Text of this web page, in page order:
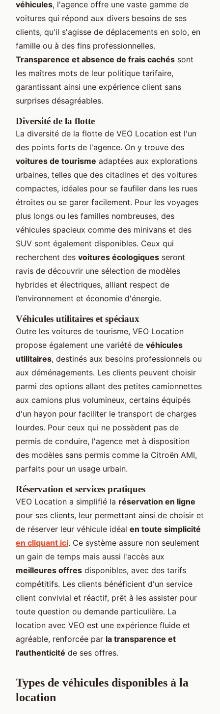
véhicules, l'agence offre une vaste gamme de
voitures qui répond aux divers besoins de ses
clients, qu'il s'agisse de déplacements en solo, en
famille ou à des fins professionnelles.
Transparence et absence de frais cachés sont
les maîtres mots de leur politique tarifaire,
garantissant ainsi une expérience client sans
surprises désagréables.
Diversité de la flotte
La diversité de la flotte de VEO Location est l'un
des points forts de l'agence. On y trouve des
voitures de tourisme adaptées aux explorations
urbaines, telles que des citadines et des voitures
compactes, idéales pour se faufiler dans les rues
étroites ou se garer facilement. Pour les voyages
plus longs ou les familles nombreuses, des
véhicules spacieux comme des minivans et des
SUV sont également disponibles. Ceux qui
recherchent des voitures écologiques seront
ravis de découvrir une sélection de modèles
hybrides et électriques, alliant respect de
l’environnement et économie d'énergie.
Véhicules utilitaires et spéciaux
Outre les voitures de tourisme, VEO Location
propose également une variété de véhicules
utilitaires, destinés aux besoins professionnels ou
aux déménagements. Les clients peuvent choisir
parmi des options allant des petites camionnettes
aux camions plus volumineux, certains équipés
d'un hayon pour faciliter le transport de charges
lourdes. Pour ceux qui ne possèdent pas de
permis de conduire, l'agence met à disposition
des modèles sans permis comme la Citroën AMI,
parfaits pour un usage urbain.
Réservation et services pratiques
VEO Location a simplifié la réservation en ligne
pour ses clients, leur permettant ainsi de choisir et
de réserver leur véhicule idéal en toute simplicité
en cliquant ici. Ce système assure non seulement
un gain de temps mais aussi l'accès aux
meilleures offres disponibles, avec des tarifs
compétitifs. Les clients bénéficient d'un service
client convivial et réactif, prêt à les assister pour
toute question ou demande particulière. La
location avec VEO est une expérience fluide et
agréable, renforcée par la transparence et
l'authenticité de ses offres.
Types de véhicules disponibles à la
location